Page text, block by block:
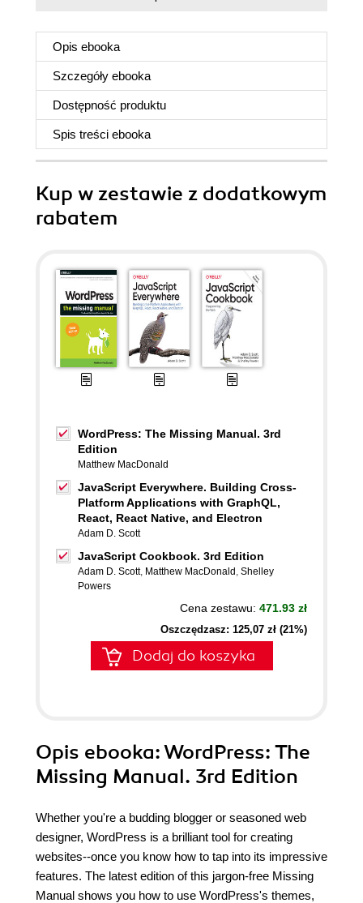
Opis ebooka
Szczegóły ebooka
Dostępność produktu
Spis treści ebooka
Kup w zestawie z dodatkowym
rabatem
WordPress: The Missing Manual. 3rd
Edition
Matthew MacDonald
JavaScript Everywhere. Building Cross-
Platform Applications with GraphQL,
React, React Native, and Electron
Adam D. Scott
JavaScript Cookbook. 3rd Edition
Adam D. Scott, Matthew MacDonald , Shelley
Powers
Cena zestawu: 471.93 zł
Oszczędzasz: 125,07 zł (21%)
Dodaj do koszyka
Opis ebooka: WordPress: The
Missing Manual. 3rd Edition
Whether you're a budding blogger or seasoned web
designer, WordPress is a brilliant tool for creating
websites--once you know how to tap into its impressive
features. The latest edition of this jargon-free Missing
Manual shows you how to use WordPress's themes,